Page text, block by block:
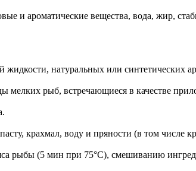
и ароматические вещества, вода, жир,
натуральных или синтетических
мелких рыб, встречающиеся в качестве
крахмал, воду и пряности (в том числе
рыбы (5 мин при 75°С), смешиванию